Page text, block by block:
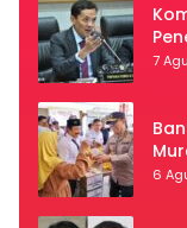
7
6